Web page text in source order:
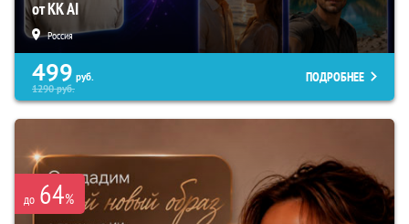
от KK AI
Россия
499 руб.
1290руб.
ПОДРОБНЕЕ
до 64%